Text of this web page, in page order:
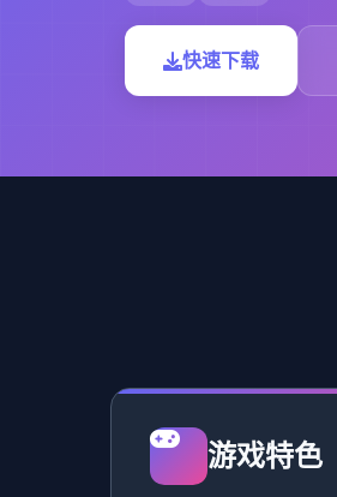
快速下载
游戏特色